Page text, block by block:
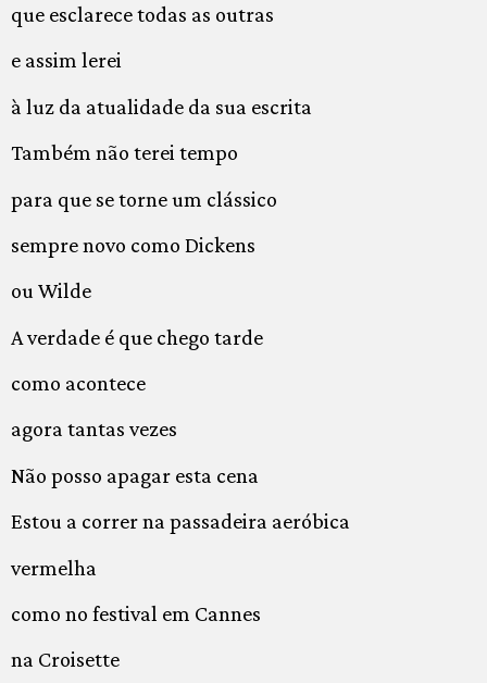
que esclarece todas as outras
e assim lerei
à luz da atualidade da sua escrita
Também não terei tempo
para que se torne um clássico
sempre novo como Dickens
ou Wilde
A verdade é que chego tarde
como acontece
agora tantas vezes
Não posso apagar esta cena
Estou a correr na passadeira aeróbica
vermelha
como no festival em Cannes
na Croisette